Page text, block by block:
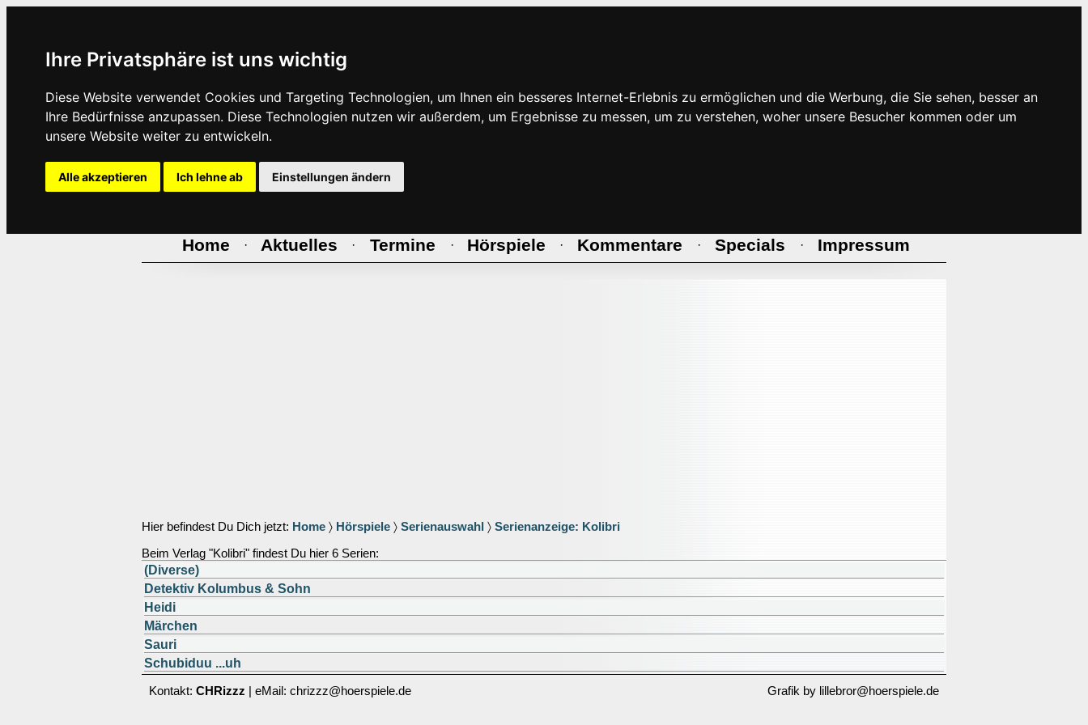
Ihre Privatsphäre ist uns wichtig
Diese Website verwendet Cookies und Targeting Technologien, um Ihnen ein besseres Internet-Erlebnis zu ermöglichen und die Werbung, die Sie sehen, besser an
Ihre Bedürfnisse anzupassen. Diese Technologien nutzen wir außerdem, um Ergebnisse zu messen, um zu verstehen, woher unsere Besucher kommen oder um
unsere Website weiter zu entwickeln.
Alle akzeptieren Ich lehne ab Einstellungen ändern
Home · Aktuelles · Termine · Hörspiele · Kommentare · Specials · Impressum
Hier befindest Du Dich jetzt: Home 〉 Hörspiele 〉 Serienauswahl 〉 Serienanzeige: Kolibri
Beim Verlag "Kolibri" findest Du hier 6 Serien:
(Diverse)
Detektiv Kolumbus & Sohn
Heidi
Märchen
Sauri
Schubiduu ...uh
Kontakt: CHRizzz | eMail: chrizzz@hoerspiele.de Grafik by lillebror@hoerspiele.de